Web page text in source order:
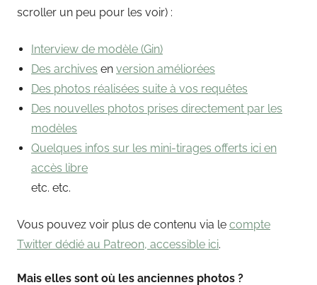
scroller un peu pour les voir) :
Interview de modèle (Gin)
Des archives en version améliorées
Des photos réalisées suite à vos requêtes
Des nouvelles photos prises directement par les
modèles
Quelques infos sur les mini-tirages offerts ici en
accès libre
etc. etc.
Vous pouvez voir plus de contenu via le compte
Twitter dédié au Patreon, accessible ici.
Mais elles sont où les anciennes photos ?